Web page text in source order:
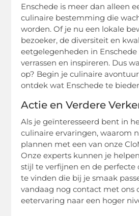
Enschede is meer dan alleen
culinaire bestemming die
worden. Of je nu een lokale
bezoeker, de diversiteit en
eetgelegenheden in
verrassen en inspireren. Dus
op? Begin je culinaire
ontdek wat Enschede te
Actie en Verdere
Als je geïnteresseerd bent in
culinaire ervaringen, waarom
plannen met een van onze
Onze experts kunnen je
stijl te verfijnen en de perfecte
te vinden die bij je smaak
vandaag nog contact met ons
eetervaring naar een hoger